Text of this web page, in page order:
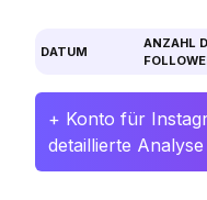
DATUM
ANZAHL
+ Konto für
detaillierte